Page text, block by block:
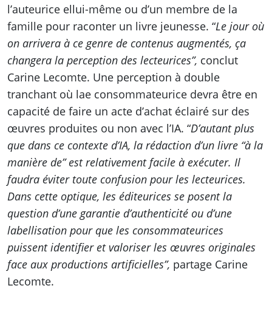
l’auteurice ellui-même ou d’un membre de la
famille pour raconter un livre jeunesse. “Le jour où
on arrivera à ce genre de contenus augmentés, ça
changera la perception des lecteurices”, conclut
Carine Lecomte. Une perception à double
tranchant où lae consommateurice devra être en
capacité de faire un acte d’achat éclairé sur des
œuvres produites ou non avec l’IA. “D’autant plus
que dans ce contexte d’IA, la rédaction d’un livre “à la
manière de” est relativement facile à exécuter. Il
faudra éviter toute confusion pour les lecteurices.
Dans cette optique, les éditeurices se posent la
question d’une garantie d’authenticité ou d’une
labellisation pour que les consommateurices
puissent identifier et valoriser les œuvres originales
face aux productions artificielles”, partage Carine
Lecomte.